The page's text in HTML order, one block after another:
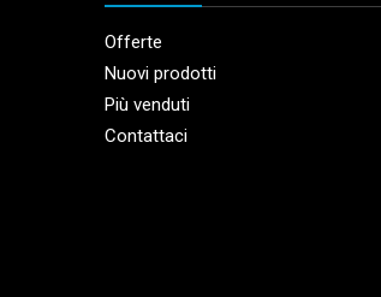
Offerte
Nuovi prodotti
Più venduti
Contattaci